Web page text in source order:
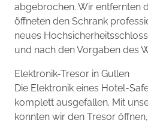
abgebrochen. Wir entfernten
öffneten den Schrank
neues
und nach den Vorgaben des
Elektronik-Tresor in Gullen
Die Elektronik eines Hotel-
komplett ausgefallen. Mit
konnten wir den Tresor